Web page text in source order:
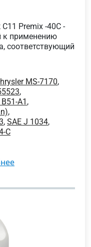
Premix -40C -
к применению
соответствующий
MS-7170,
,
A1 ,
,
, SAE J 1034,
C